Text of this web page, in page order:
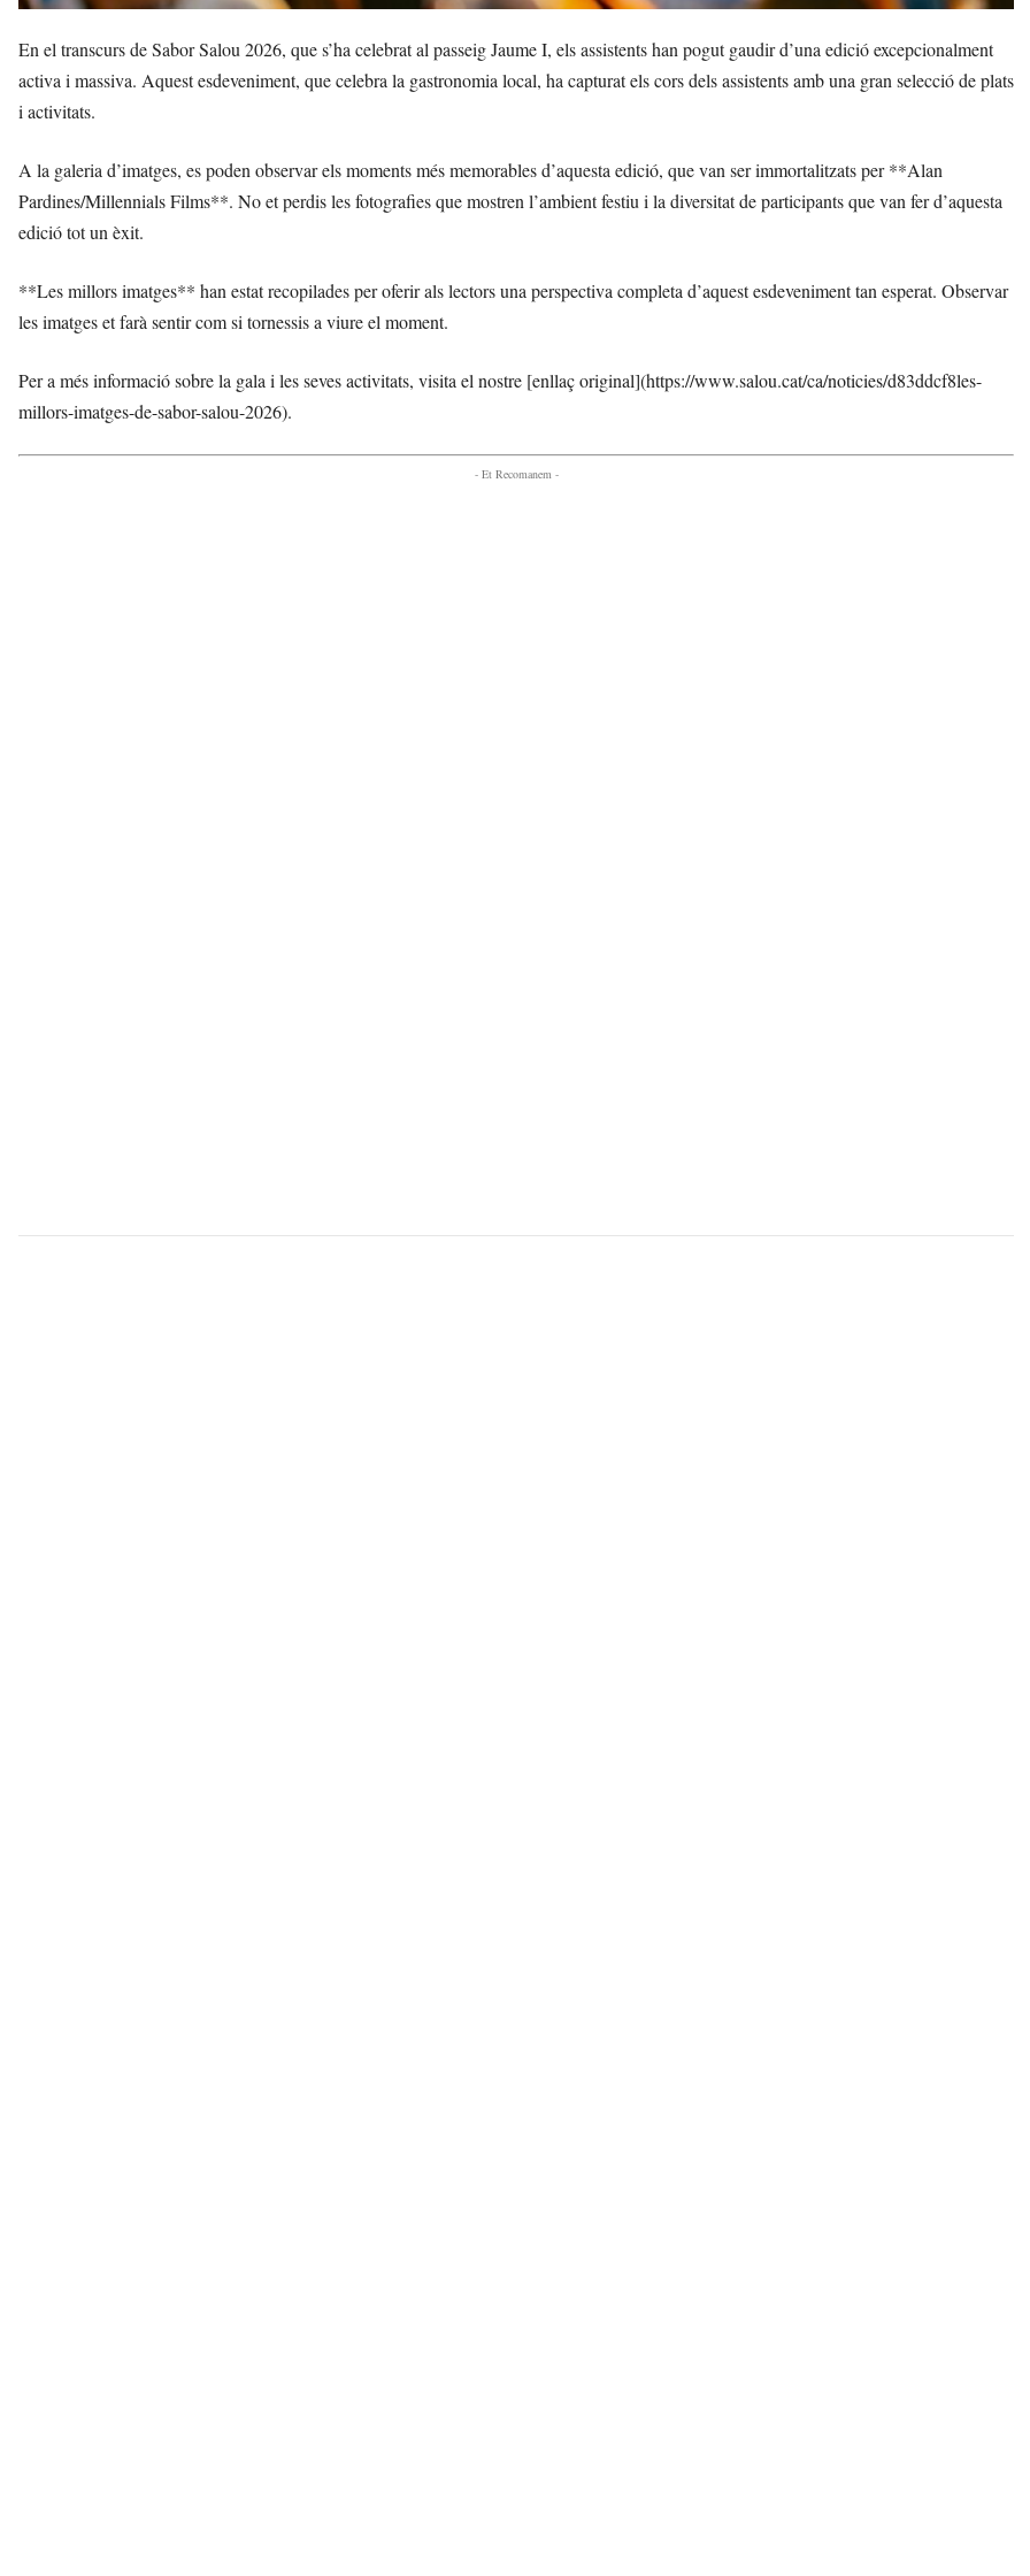
En el transcurs de Sabor Salou 2026, que s’ha celebrat al passeig Jaume I, els assistents han pogut gaudir d’una edició excepcionalment
activa i massiva. Aquest esdeveniment, que celebra la gastronomia local, ha capturat els cors dels assistents amb una gran selecció de plats
i activitats.
A la galeria d’imatges, es poden observar els moments més memorables d’aquesta edició, que van ser immortalitzats per **Alan
Pardines/Millennials Films**. No et perdis les fotografies que mostren l’ambient festiu i la diversitat de participants que van fer d’aquesta
edició tot un èxit.
**Les millors imatges** han estat recopilades per oferir als lectors una perspectiva completa d’aquest esdeveniment tan esperat. Observar
les imatges et farà sentir com si tornessis a viure el moment.
Per a més informació sobre la gala i les seves activitats, visita el nostre [enllaç original](https://www.salou.cat/ca/noticies/d83ddcf8les-
millors-imatges-de-sabor-salou-2026).
- Et Recomanem -